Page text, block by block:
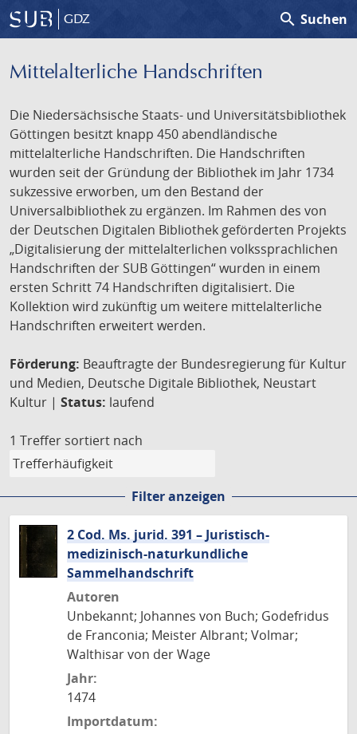
GDZ search Suchen
Mittelalterliche Handschriften
Die Niedersächsische Staats- und Universitätsbibliothek
Göttingen besitzt knapp 450 abendländische
mittelalterliche Handschriften. Die Handschriften
wurden seit der Gründung der Bibliothek im Jahr 1734
sukzessive erworben, um den Bestand der
Universalbibliothek zu ergänzen. Im Rahmen des von
der Deutschen Digitalen Bibliothek geförderten Projekts
„Digitalisierung der mittelalterlichen volkssprachlichen
Handschriften der SUB Göttingen“ wurden in einem
ersten Schritt 74 Handschriften digitalisiert. Die
Kollektion wird zukünftig um weitere mittelalterliche
Handschriften erweitert werden.
Förderung: Beauftragte der Bundesregierung für Kultur
und Medien, Deutsche Digitale Bibliothek, Neustart
Kultur | Status: laufend
1 Treffer sortiert nach
Filter anzeigen
2 Cod. Ms. jurid. 391 – Juristisch-
medizinisch-naturkundliche
Sammelhandschrift
Autoren
Unbekannt; Johannes von Buch; Godefridus
de Franconia; Meister Albrant; Volmar;
Walthisar von der Wage
Jahr:
1474
Importdatum: